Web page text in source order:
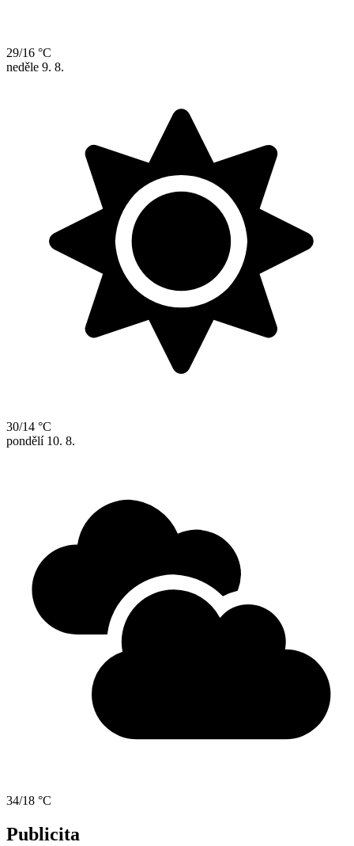
29/16 °C
neděle 9. 8.
30/14 °C
pondělí 10. 8.
34/18 °C
Publicita